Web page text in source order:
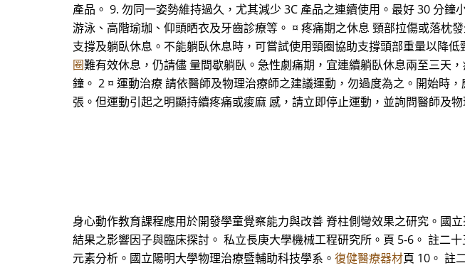
產品。 9. 勿同一姿勢維持過久，尤其減少 3C 產品之連續使用。最好 30 分
游泳、高階瑜珈、仰頭晒衣及牙齒診療等。 ¤ 疼痛期之休息 頸部拉傷或落枕
支撐及躺臥休息。不能躺臥休息時，可嘗試使用頸圈協助支撐頭部重量以降
圈難有效休息，仍請儘 量間歇躺臥。急性劇痛期，宜連續躺臥休息兩至三天
鐘。 2 ¤ 運動治療 請依醫師及物理治療師之建議運動，勿過度為之。開始時
張。但運動引起之明顯持續疼痛或痠麻 感，請立即停止運動，並詢問醫師及
身心動作教育課程應用於開發學童覺察能力與改善 脊柱側彎效果之研究。國
結果之影響因子與臨床探討。 私立長庚大學機械工程研究所。頁 5-6。 註二
元素分析。國立陽明大學物理治療暨輔助科技學系。 復健醫療器材頁 10。 註